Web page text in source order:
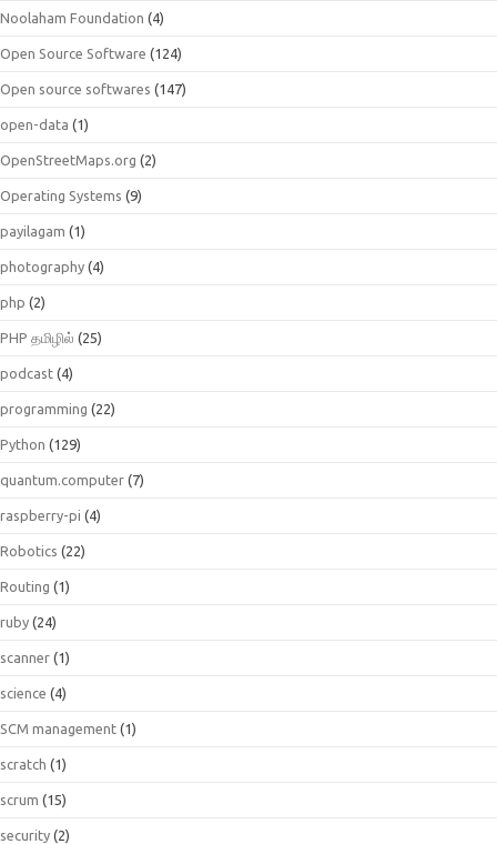
Noolaham Foundation (4)
Open Source Software (124)
Open source softwares (147)
open-data (1)
OpenStreetMaps.org (2)
Operating Systems (9)
payilagam (1)
photography (4)
php (2)
PHP தமிழில் (25)
podcast (4)
programming (22)
Python (129)
quantum.computer (7)
raspberry-pi (4)
Robotics (22)
Routing (1)
ruby (24)
scanner (1)
science (4)
SCM management (1)
scratch (1)
scrum (15)
security (2)